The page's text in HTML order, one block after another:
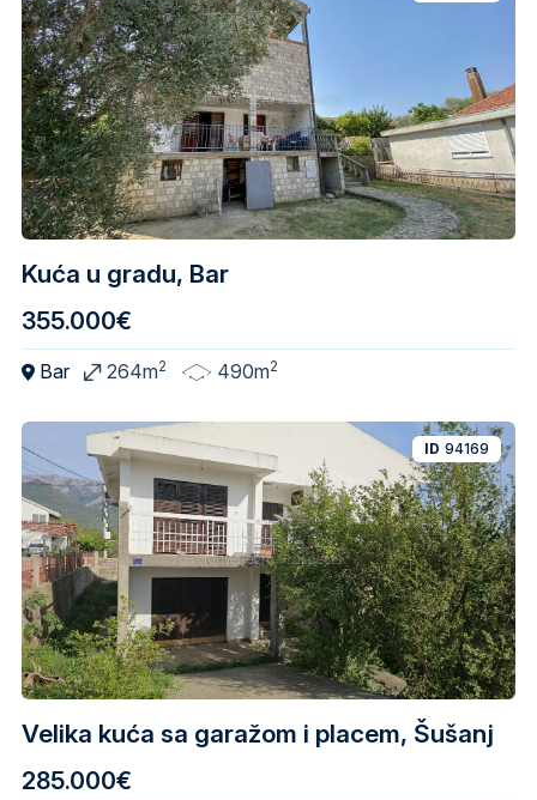
Kuća u gradu, Bar
355.000€
Bar 264m2 490m2
Velika kuća sa garažom i placem, Šušanj
ID 94169
285.000€